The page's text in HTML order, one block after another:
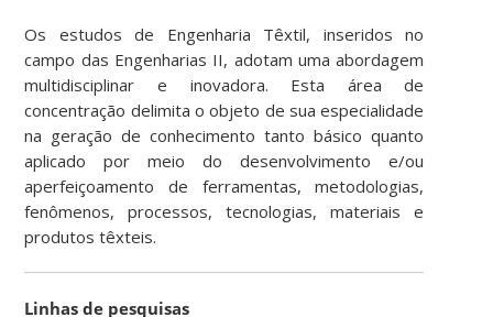
Os estudos de Engenharia Têxtil, inseridos no
campo das Engenharias II, adotam uma abordagem
multidisciplinar e inovadora. Esta área de
concentração delimita o objeto de sua especialidade
na geração de conhecimento tanto básico quanto
aplicado por meio do desenvolvimento e/ou
aperfeiçoamento de ferramentas, metodologias,
fenômenos, processos, tecnologias, materiais e
produtos têxteis.
Linhas de pesquisas